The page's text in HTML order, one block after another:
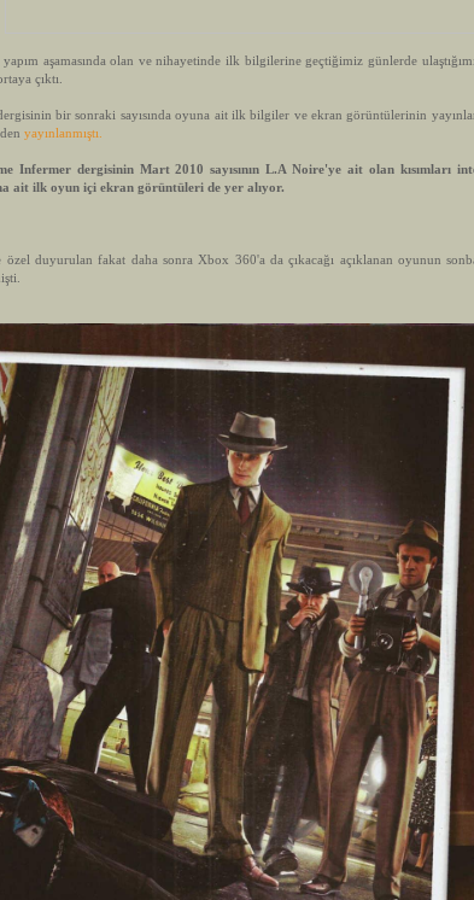
aşamasında olan ve nihayetinde ilk bilgilerine geçtiğimiz günlerde
çıktı.
bir sonraki sayısında oyuna ait ilk bilgiler ve ekran görüntülerinin
yayınlanmıştı.
dergisinin Mart 2010 sayısının L.A Noire'ye ait olan kısımları
ait ilk oyun içi ekran görüntüleri de yer alıyor.
duyurulan fakat daha sonra Xbox 360'a da çıkacağı açıklanan oyunun